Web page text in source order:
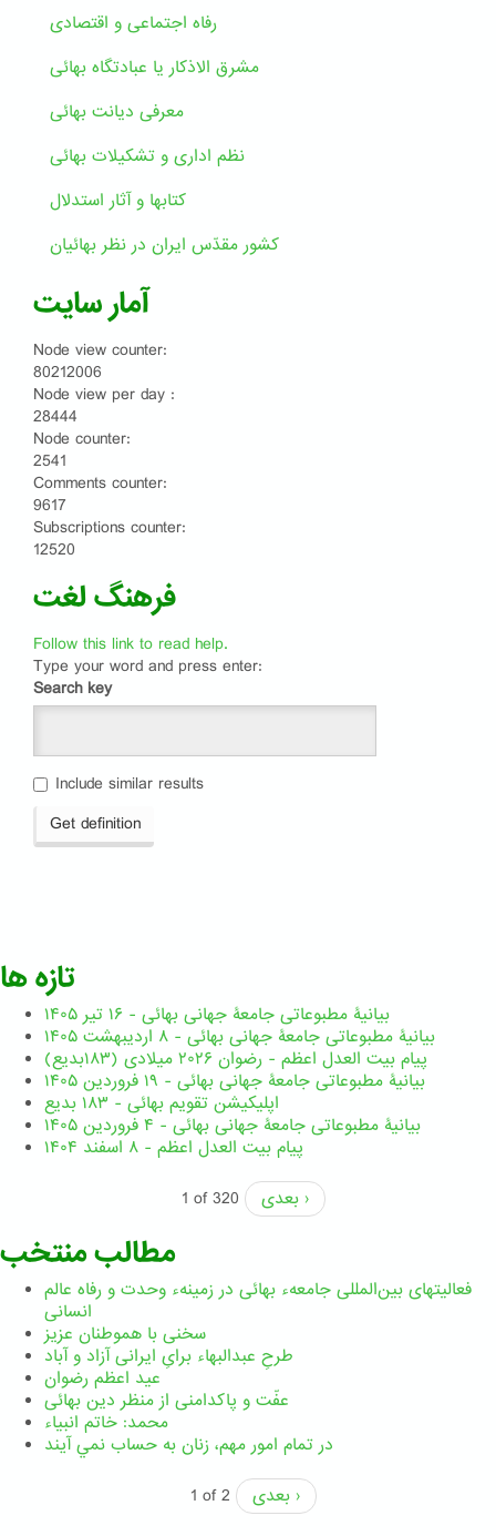
رفاه اجتماعی و اقتصادی
مشرق الاذکار یا عبادتگاه بهائی
معرفی دیانت بهائی
نظم اداری و تشکیلات بهائی
کتابها و آثار استدلال
کشور مقدّس ایران در نظر بهائیان
آمار سایت
Node view counter:
80212006
Node view per day :
28444
Node counter:
2541
Comments counter:
9617
Subscriptions counter:
12520
فرهنگ لغت
Follow this link to read help.
Type your word and press enter:
Search key
Include similar results
Get definition
تازه ها
بیانیۀ مطبوعاتی جامعۀ جهانی بهائی - ۱۶ تیر ۱۴۰۵
بیانیۀ مطبوعاتی جامعۀ جهانی بهائی - ۸ اردیبهشت ۱۴۰۵
پیام بیت العدل اعظم - رضوان ۲۰۲۶ میلادی (۱۸۳بدیع)
بیانیۀ مطبوعاتی جامعۀ جهانی بهائی - ۱۹ فروردین ۱۴۰۵
اپلیکیشن تقویم بهائی - ۱۸۳ بدیع
بیانیۀ مطبوعاتی جامعۀ جهانی بهائی - ۴ فروردین ۱۴۰۵
پیام بیت العدل اعظم - ۸ اسفند ۱۴۰۴
1 of 320
بعدی ›
مطالب منتخب
فعالیتهای بین‌المللی جامعهء بهائی در زمینهء وحدت و رفاه عالم
انسانی
سخنی با هموطنان عزیز
طرحِ عبدالبهاء برایِ ایرانی آزاد و آباد
عید اعظم رضوان
عفّت و پاکدامنی از منظر دین بهائی
محمد: خاتم انبیاء
در تمام امور مهم،‌ زنان به حساب نمي آيند
1 of 2
بعدی ›